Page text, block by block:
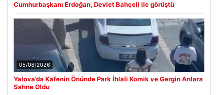
Cumhurbaşkanı Erdoğan, Devlet Bahçeli ile görüştü
05/08/2026
Yalova’da Kafenin Önünde Park İhlali Komik ve Gergin Anlara
Sahne Oldu